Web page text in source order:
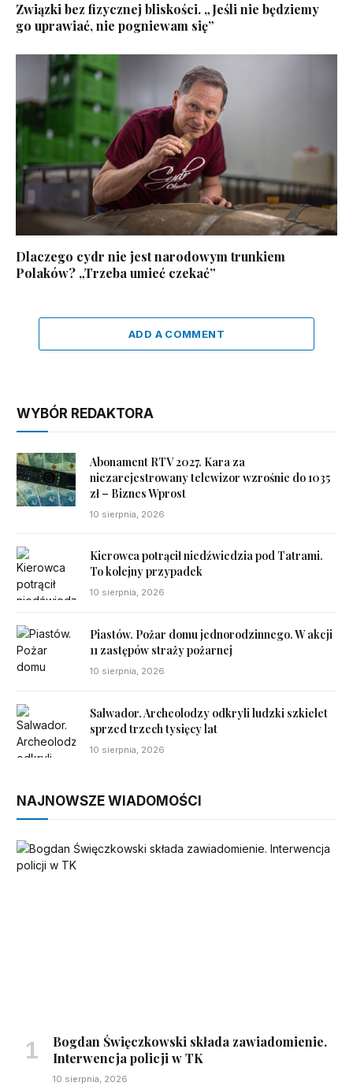
Związki bez fizycznej bliskości. „Jeśli nie będziemy
go uprawiać, nie pogniewam się”
Dlaczego cydr nie jest narodowym trunkiem
Polaków? „Trzeba umieć czekać”
ADD A COMMENT
WYBÓR REDAKTORA
Abonament RTV 2027. Kara za
niezarejestrowany telewizor wzrośnie do 1035
zł – Biznes Wprost
10 sierpnia, 2026
Kierowca potrącił niedźwiedzia pod Tatrami.
To kolejny przypadek
10 sierpnia, 2026
Piastów. Pożar domu jednorodzinnego. W akcji
11 zastępów straży pożarnej
10 sierpnia, 2026
Salwador. Archeolodzy odkryli ludzki szkielet
sprzed trzech tysięcy lat
10 sierpnia, 2026
NAJNOWSZE WIADOMOŚCI
Bogdan Święczkowski składa zawiadomienie.
Interwencja policji w TK
10 sierpnia, 2026